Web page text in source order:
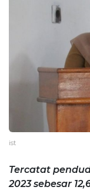
ist
Tercatat
2023 sebesar